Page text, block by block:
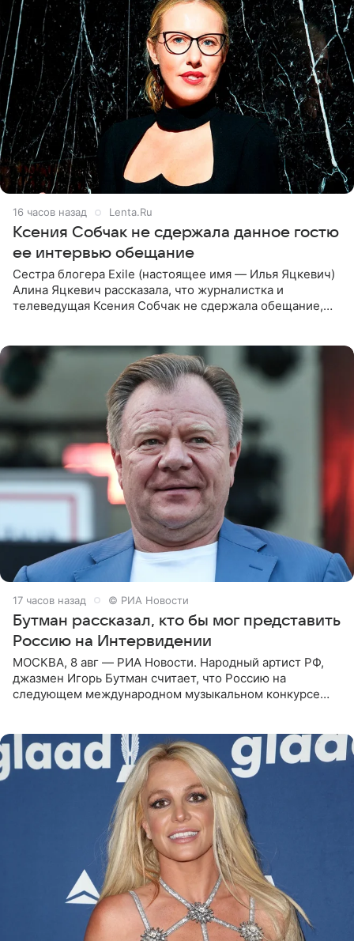
16 часов назад Lenta.Ru
Ксения Собчак не сдержала данное гостю
ее интервью обещание
Сестра блогера Exile (настоящее имя — Илья Яцкевич)
Алина Яцкевич рассказала, что журналистка и
телеведущая Ксения Собчак не сдержала обещание,
17 часов назад © РИА Новости
Бутман рассказал, кто бы мог представить
Россию на Интервидении
МОСКВА, 8 авг — РИА Новости. Народный артист РФ,
джазмен Игорь Бутман считает, что Россию на
следующем международном музыкальном конкурсе